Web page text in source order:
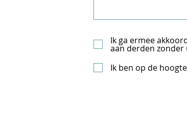
Ik ga ermee
aan derden
Ik ben op de